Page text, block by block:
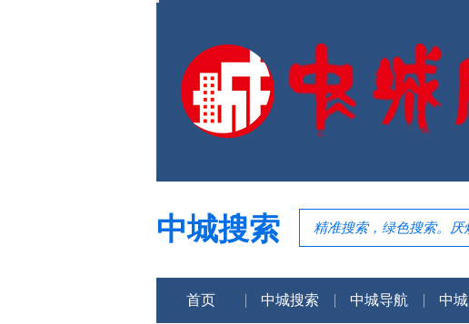
中城搜索
首页 中城搜索 中城导航 中